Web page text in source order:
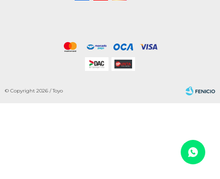
© Copyright 2026 / Toyo
Fenicio